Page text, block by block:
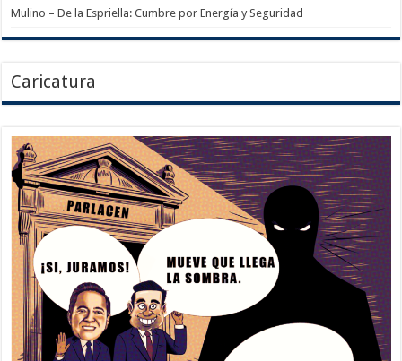
Mulino – De la Espriella: Cumbre por Energía y Seguridad
Caricatura